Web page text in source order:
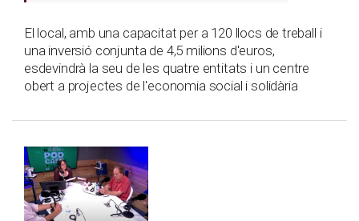
El local, amb una capacitat per a 120 llocs de treball i
una inversió conjunta de 4,5 milions d'euros,
esdevindrà la seu de les quatre entitats i un centre
obert a projectes de l'economia social i solidària